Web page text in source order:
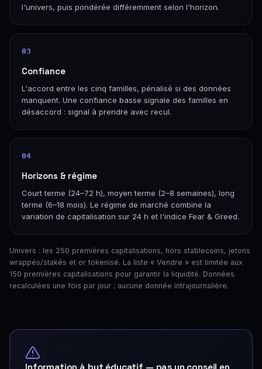
l'univers, puis pondérée différemment selon l'horizon.
03
Confiance
L'accord entre les cinq familles, pénalisé si des données
manquent. Une confiance basse signale des familles en
désaccord : signal à prendre avec recul.
04
Horizons & régime
Court terme (24–72 h), moyen terme (2–8 semaines), long
terme (6–18 mois). Le régime de marché combine la
variation de capitalisation sur 24 h et l'indice Fear & Greed.
Univers : les 250 premières capitalisations, hors stablecoins, jetons
wrappés/stakés et or tokenisé. La liste « Vendre » est limitée aux
150 premières capitalisations pour garantir la liquidité. Données
recalculées une fois par jour ; aucune donnée intrajournalière.